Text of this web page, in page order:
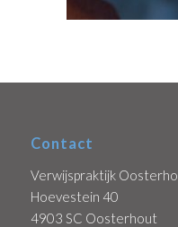
Contact
Verwijspraktijk
Hoevestein 40
4903 SC Oosterhout